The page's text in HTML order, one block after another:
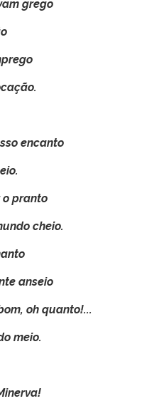
grego
encanto
pranto
cheio.
anseio
oh quanto!...
meio.